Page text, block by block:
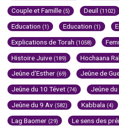
Couple et Famille (5) Deuil (1102)
Education (1) Education (1)
Explications de Torah (1058)
Histoire Juive (189) Hochaana
Jeûne d'Esther (69) Jeûne de
Jeûne du 10 Tévet (74) Jeûne
Jeûne du 9 Av (582) Kabbala (4)
Lag Baomer (29) Le sens des